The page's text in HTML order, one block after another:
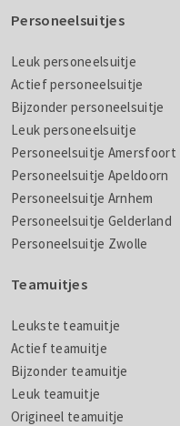
Personeelsuitjes
Leuk personeelsuitje
Actief personeelsuitje
Bijzonder personeelsuitje
Leuk personeelsuitje
Personeelsuitje Amersfoort
Personeelsuitje Apeldoorn
Personeelsuitje Arnhem
Personeelsuitje Gelderland
Personeelsuitje Zwolle
Teamuitjes
Leukste teamuitje
Actief teamuitje
Bijzonder teamuitje
Leuk teamuitje
Origineel teamuitje